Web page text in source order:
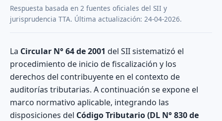
Respuesta basada en 2 fuentes oficiales del SII y
jurisprudencia TTA. Última actualización: 24-04-2026.
La Circular N° 64 de 2001 del SII sistematizó el
procedimiento de inicio de fiscalización y los
derechos del contribuyente en el contexto de
auditorías tributarias. A continuación se expone el
marco normativo aplicable, integrando las
disposiciones del Código Tributario (DL N° 830 de